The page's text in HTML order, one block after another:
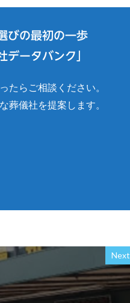
びの最初の一歩
データバンク」
たらご相談ください。
葬儀社を提案します。
Next